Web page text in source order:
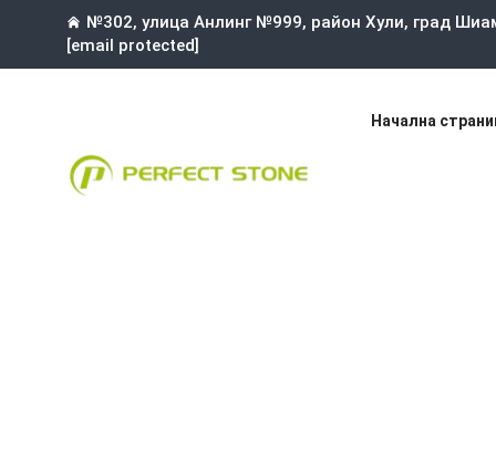
№302, улица Анлинг №999, район Хули, град
[email protected]
Начална